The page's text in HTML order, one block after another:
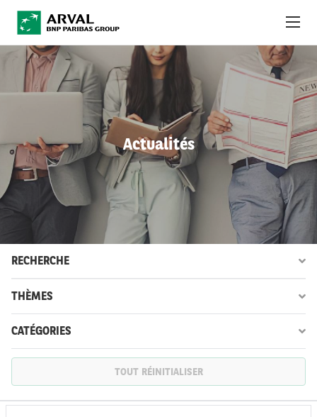
Aller au contenu principal
Actualités
RECHERCHE
THÈMES
CATÉGORIES
TOUT RÉINITIALISER
À PROPOS
DÉVELOPPEMENT DURABLE
DEBT INVESTORS
CAREERS